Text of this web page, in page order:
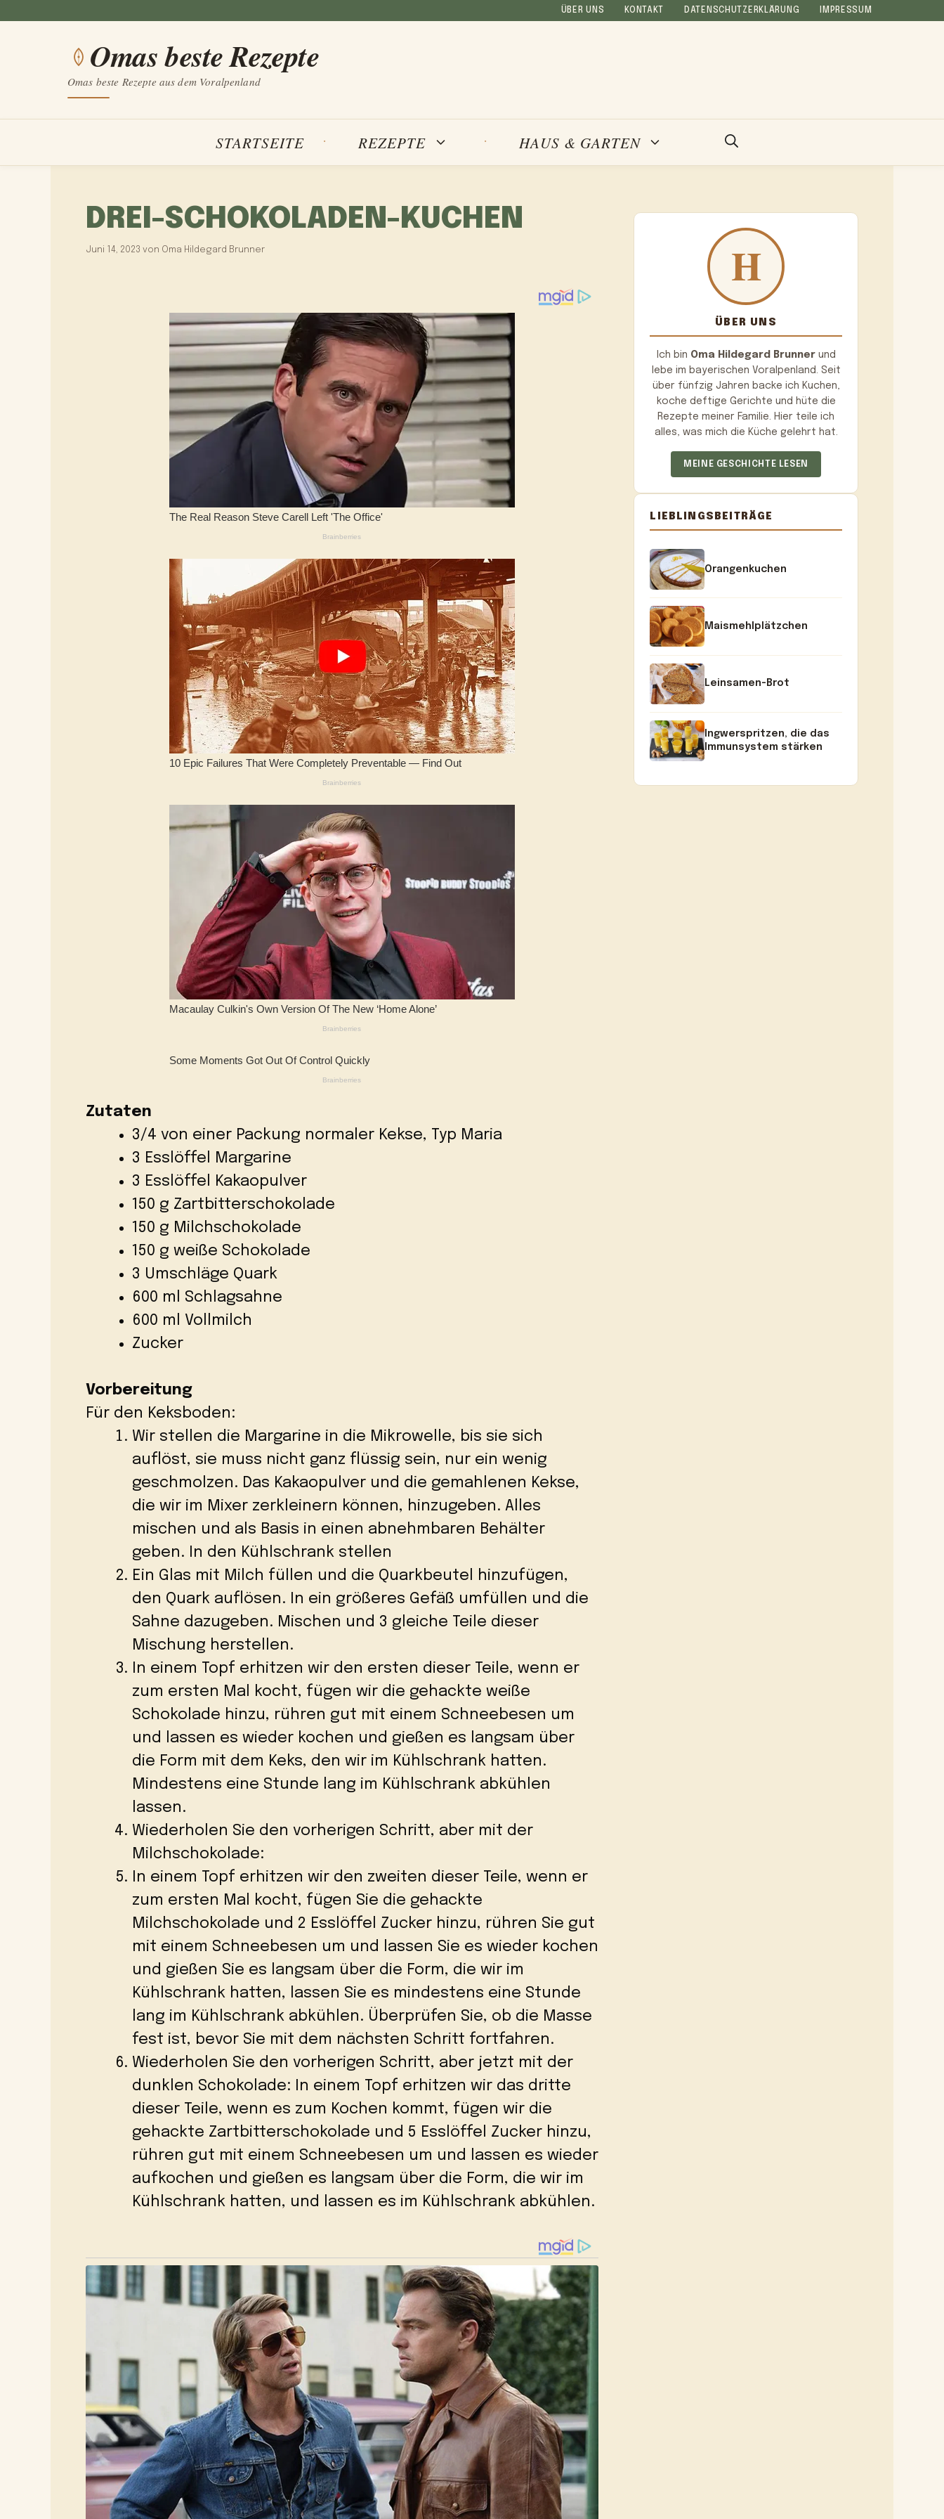
ÜBER UNS KONTAKT DATENSCHUTZERKLÄRUNG IMPRESSUM
Omas beste Rezepte
Omas beste Rezepte aus dem Voralpenland
STARTSEITE REZEPTE HAUS & GARTEN
DREI-SCHOKOLADEN-KUCHEN
Juni 14, 2023 von Oma Hildegard Brunner
Zutaten
3/4 von einer Packung normaler Kekse, Typ Maria
3 Esslöffel Margarine
3 Esslöffel Kakaopulver
150 g Zartbitterschokolade
150 g Milchschokolade
150 g weiße Schokolade
3 Umschläge Quark
600 ml Schlagsahne
600 ml Vollmilch
Zucker
Vorbereitung
Für den Keksboden:
Wir stellen die Margarine in die Mikrowelle, bis sie sich
auflöst, sie muss nicht ganz flüssig sein, nur ein wenig
geschmolzen. Das Kakaopulver und die gemahlenen Kekse,
die wir im Mixer zerkleinern können, hinzugeben. Alles
mischen und als Basis in einen abnehmbaren Behälter
geben. In den Kühlschrank stellen
Ein Glas mit Milch füllen und die Quarkbeutel hinzufügen,
den Quark auflösen. In ein größeres Gefäß umfüllen und die
Sahne dazugeben. Mischen und 3 gleiche Teile dieser
Mischung herstellen.
In einem Topf erhitzen wir den ersten dieser Teile, wenn er
zum ersten Mal kocht, fügen wir die gehackte weiße
Schokolade hinzu, rühren gut mit einem Schneebesen um
und lassen es wieder kochen und gießen es langsam über
die Form mit dem Keks, den wir im Kühlschrank hatten.
Mindestens eine Stunde lang im Kühlschrank abkühlen
lassen.
Wiederholen Sie den vorherigen Schritt, aber mit der
Milchschokolade:
In einem Topf erhitzen wir den zweiten dieser Teile, wenn er
zum ersten Mal kocht, fügen Sie die gehackte
Milchschokolade und 2 Esslöffel Zucker hinzu, rühren Sie gut
mit einem Schneebesen um und lassen Sie es wieder kochen
und gießen Sie es langsam über die Form, die wir im
Kühlschrank hatten, lassen Sie es mindestens eine Stunde
lang im Kühlschrank abkühlen. Überprüfen Sie, ob die Masse
fest ist, bevor Sie mit dem nächsten Schritt fortfahren.
Wiederholen Sie den vorherigen Schritt, aber jetzt mit der
dunklen Schokolade: In einem Topf erhitzen wir das dritte
dieser Teile, wenn es zum Kochen kommt, fügen wir die
gehackte Zartbitterschokolade und 5 Esslöffel Zucker hinzu,
rühren gut mit einem Schneebesen um und lassen es wieder
aufkochen und gießen es langsam über die Form, die wir im
Kühlschrank hatten, und lassen es im Kühlschrank abkühlen.
ÜBER UNS
Ich bin Oma Hildegard Brunnerund
lebe im bayerischen Voralpenland. Seit
über fünfzig Jahren backe ich Kuchen,
koche deftige Gerichte und hüte die
Rezepte meiner Familie. Hier teile ich
alles, was mich die Küche gelehrt hat.
MEINE GESCHICHTE LESEN
LIEBLINGSBEITRÄGE
Orangenkuchen
Maismehlplätzchen
Leinsamen-Brot
Ingwerspritzen, die das
Immunsystem stärken